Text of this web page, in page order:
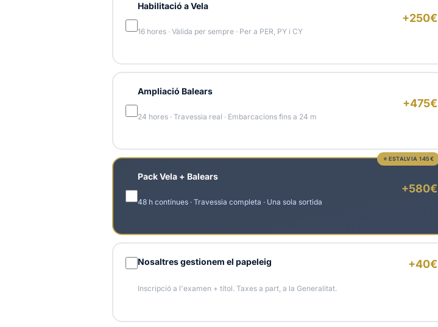
Habilitació a Vela
16 hores · Vàlida per sempre · Per a PER, PY i CY
+250€
Ampliació Balears
24 hores · Travessia real · Embarcacions fins a 24 m
+475€
⭐ ESTALVIA 145€
Pack Vela + Balears
48 h contínues · Travessia completa · Una sola sortida
+580€
Nosaltres gestionem el papeleig
Inscripció a l'examen + títol. Taxes a part, a la Generalitat.
+40€